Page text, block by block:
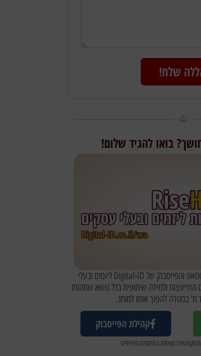
שלח!
בואו להגיד שלום!
מוזמנים להצטרף לקהילות הוואטסאפ והפייסבוק של Digital-ID ליזמים ובעלי
ולמידה שיתופית בכל נושא שמהותו
ת' במטרה להפוך אותו למותג.
קהילת הפייסבוק
מקצועיות נוספות בתחומים ספציפים